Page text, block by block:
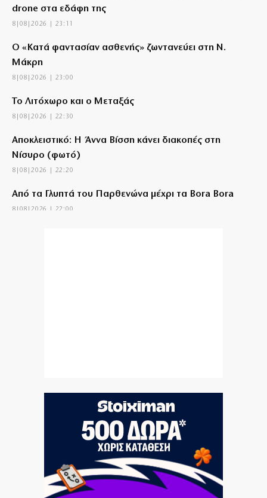
drone στα εδάφη της
8|08|2026 | 23:11
Ο «Κατά φαντασίαν ασθενής» ζωντανεύει στη Ν.
Μάκρη
8|08|2026 | 23:00
Το Λιτόχωρο και ο Μεταξάς
8|08|2026 | 22:30
Αποκλειστικό: Η Άννα Βίσση κάνει διακοπές στη
Νίσυρο (φωτό)
8|08|2026 | 22:20
Από τα Γλυπτά του Παρθενώνα μέχρι τα Bora Bora
8|08|2026 | 22:00
8|08|2026 | 21:09
Τραγωδία στην Πάρο: 4χρονο αγοράκι πνίγηκε σε
Όταν υπήρχε πρόσβαση στην αισιοδοξία
8|08|2026 | 21:00